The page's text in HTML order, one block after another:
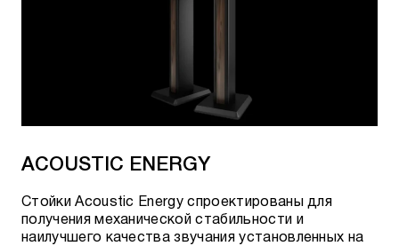
Актуальное наличие, возможность
предзаказа и стоимость, можно уточнить:
По телефону:+7 495 920 20 10
В мессенджерах:TelegramилиWhatsApp
По электронной почте:team@rovsky.audio;
ACOUSTIC ENERGY
Стойки Acoustic Energy спроектированы для
получения механической стабильности и
наилучшего качества звучания установленных на